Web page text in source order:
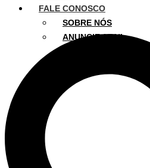
FALE CONOSCO
SOBRE NÓS
ANUNCIE AQUI